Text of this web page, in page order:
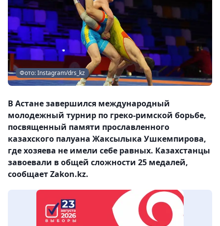
Фото: Instagram/drs_kz
В Астане завершился международный
молодежный турнир по греко-римской борьбе,
посвященный памяти прославленного
казахского палуана Жаксылыка Ушкемпирова,
где хозяева не имели себе равных. Казахстанцы
завоевали в общей сложности 25 медалей,
сообщает Zakon.kz.